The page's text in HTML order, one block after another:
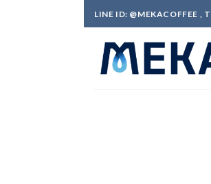
to
content
LINE ID: @MEKACOFFEE ,